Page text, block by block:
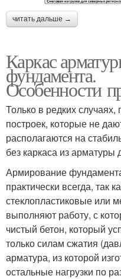
читать дальше →
Каркас
фундамента.
Особенности
Только в редких
построек, которые не
располагаются на
без каркаса из
Армирование
практически всегда, так
стеклопластиковые или
выполняют работу, с
чистый бетон, который
только силам сжатия
арматура, из которой
остальные нагрузки по